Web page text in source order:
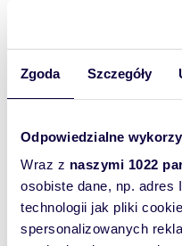
Zgoda Szczegóły
Odpowiedzialne
Wraz z naszymi 1022
osobiste dane, np. adres
technologii jak pliki
spersonalizowanych
Polski
S.A.
+48722